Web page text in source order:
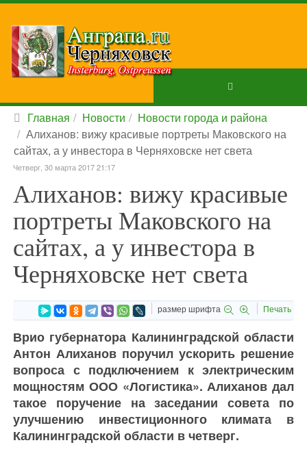
Главная Новости
Новости города и района
Алиханов: вижу красивые портреты Маковского на
сайтах, а у инвестора в Черняховске нет света
Четверг, 30 марта 2017 21:17
Алиханов: вижу красивые
портреты Маковского на
сайтах, а у инвестора в
Черняховске нет света
размер шрифта Печать
Врио губернатора Калининградской области
Антон Алиханов поручил ускорить решение
вопроса с подключением к электрическим
мощностям ООО «Логистика». Алиханов дал
такое поручение на заседании совета по
улучшению инвестиционного климата в
Калининградской области в четверг.